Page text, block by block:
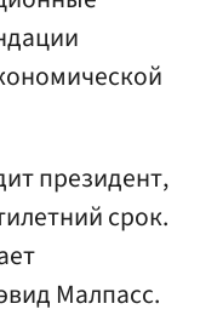
президент,
срок.
Малпасс.